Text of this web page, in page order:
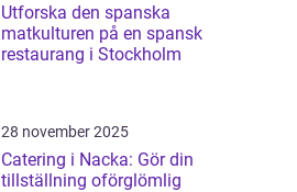
Utforska den spanska
matkulturen på en spansk
restaurang i Stockholm
28 november 2025
Catering i Nacka: Gör din
tillställning oförglömlig